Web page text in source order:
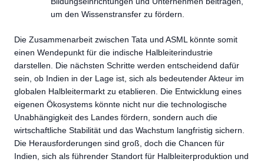
um den Wissenstransfer zu fördern.
Die Zusammenarbeit zwischen Tata und ASML könnte somit
einen Wendepunkt für die indische Halbleiterindustrie
darstellen. Die nächsten Schritte werden entscheidend dafür
sein, ob Indien in der Lage ist, sich als bedeutender Akteur im
globalen Halbleitermarkt zu etablieren. Die Entwicklung eines
eigenen Ökosystems könnte nicht nur die technologische
Unabhängigkeit des Landes fördern, sondern auch die
wirtschaftliche Stabilität und das Wachstum langfristig sichern.
Die Herausforderungen sind groß, doch die Chancen für
Indien, sich als führender Standort für Halbleiterproduktion und